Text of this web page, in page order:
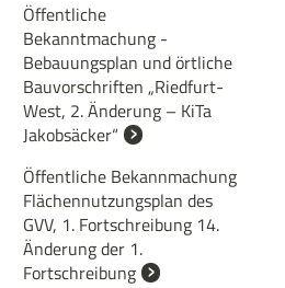
Öffentliche
Bekanntmachung -
Bebauungsplan und örtliche
Bauvorschriften „Riedfurt-
West, 2. Änderung – KiTa
Jakobsäcker“
Öffentliche Bekannmachung
Flächennutzungsplan des
GVV, 1. Fortschreibung 14.
Änderung der 1.
Fortschreibung